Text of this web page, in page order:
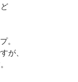
。
が、